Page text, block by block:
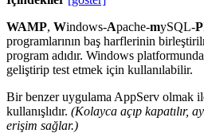
WAMP, Windows-Apache-mySQL-P
programlarının baş harflerinin
program adıdır. Windows
geliştirip test etmek için kullanılabilir.
Bir benzer uygulama AppServ olmak
kullanışlıdır. (Kolayca açıp kapatılır,
erişim sağlar.)